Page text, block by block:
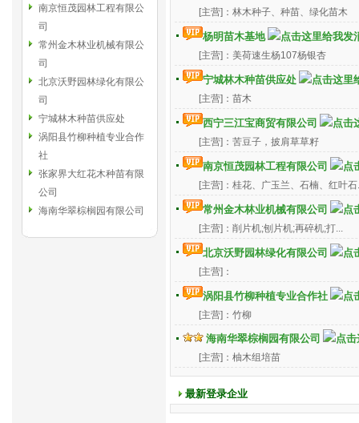
南京恒茂园林工程有限公
司
常州金木林业机械有限公
司
北京沃野园林绿化有限公
司
宁城林木种苗供应处
涡阳县竹柳种植专业合作
社
张家界大红花木种苗有限
公司
海南华翠棕榈园有限公司
[主营]：林木种子、种苗、绿化苗木
杨明苗木基地
[主营]：美荷速生杨107杨银杏
宁城林木种苗供应处
[主营]：苗木
西宁三江宝商贸有限公司
[主营]：苦豆子，披肩草草籽
南京恒茂园林工程有限公司
[主营]：桂花、广玉兰、石楠、红叶
常州金木林业机械有限公司
[主营]：削片机;刨片机;再碎机;打...
北京沃野园林绿化有限公司
[主营]：
涡阳县竹柳种植专业合作社
[主营]：竹柳
海南华翠棕榈园有限公司
[主营]：柚木组培苗
最新登录企业